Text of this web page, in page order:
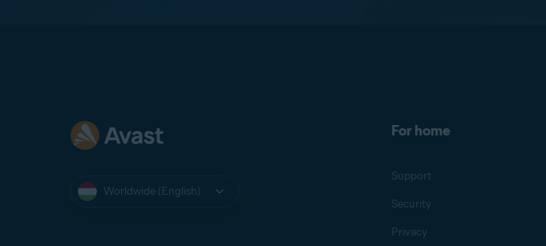
Worldwide (English)
For home
Support
Security
Privacy